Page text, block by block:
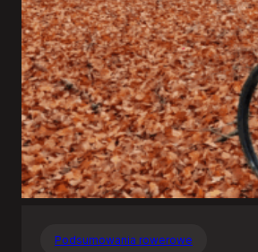
Podsumowania rowerowe